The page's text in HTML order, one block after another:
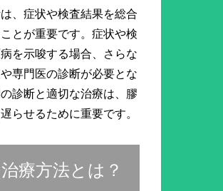
、症状や検査結果を総合
とが重要です。症状や検
を示唆する場合、さらな
専門医の診断が必要とな
診断と適切な治療は、膠
らせるために重要です。
療方法とは？